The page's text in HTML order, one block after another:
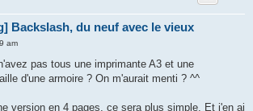
Backslash, du neuf avec le vieux
am
pas tous une imprimante A3 et une
d'une armoire ? On m'aurait menti ? ^^
version en 4 pages, ce sera plus simple. Et j'en ai